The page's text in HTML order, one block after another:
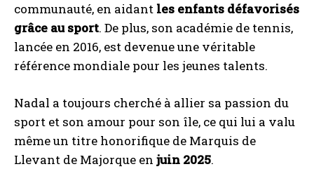
communauté, en aidant les enfants défavorisés
grâce au sport. De plus, son académie de tennis,
lancée en 2016, est devenue une véritable
référence mondiale pour les jeunes talents.
Nadal a toujours cherché à allier sa passion du
sport et son amour pour son île, ce qui lui a valu
même un titre honorifique de Marquis de
Llevant de Majorque en juin 2025.